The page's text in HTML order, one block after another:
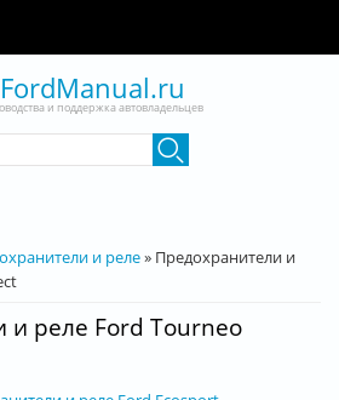
FordManual.ru
и поддержка автовладельцев
и реле» Предохранители и
и реле Ford Tourneo